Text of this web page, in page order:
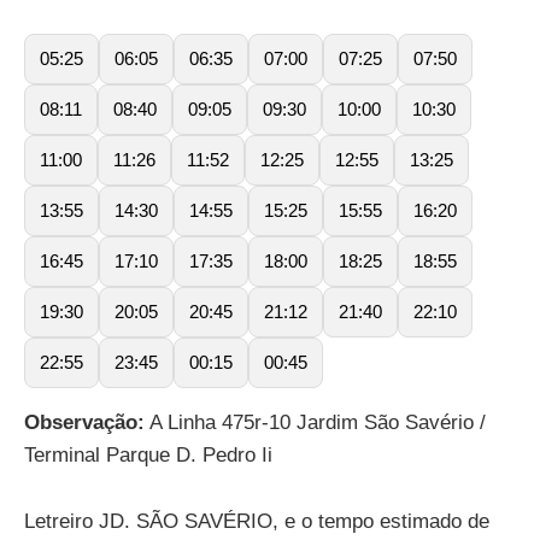
05:25 06:05 06:35 07:00 07:25 07:50
08:11 08:40 09:05 09:30 10:00 10:30
11:00 11:26 11:52 12:25 12:55 13:25
13:55 14:30 14:55 15:25 15:55 16:20
16:45 17:10 17:35 18:00 18:25 18:55
19:30 20:05 20:45 21:12 21:40 22:10
22:55 23:45 00:15 00:45
Observação: A Linha 475r-10 Jardim São Savério /
Terminal Parque D. Pedro Ii
Letreiro JD. SÃO SAVÉRIO, e o tempo estimado de